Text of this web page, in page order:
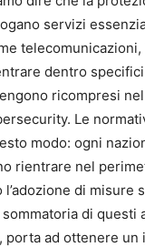
servizi
telecomunicazioni,
dentro
ricompresi
Le
modo: ogni
rientrare nel
di misure
di questi
porta ad ottenere un